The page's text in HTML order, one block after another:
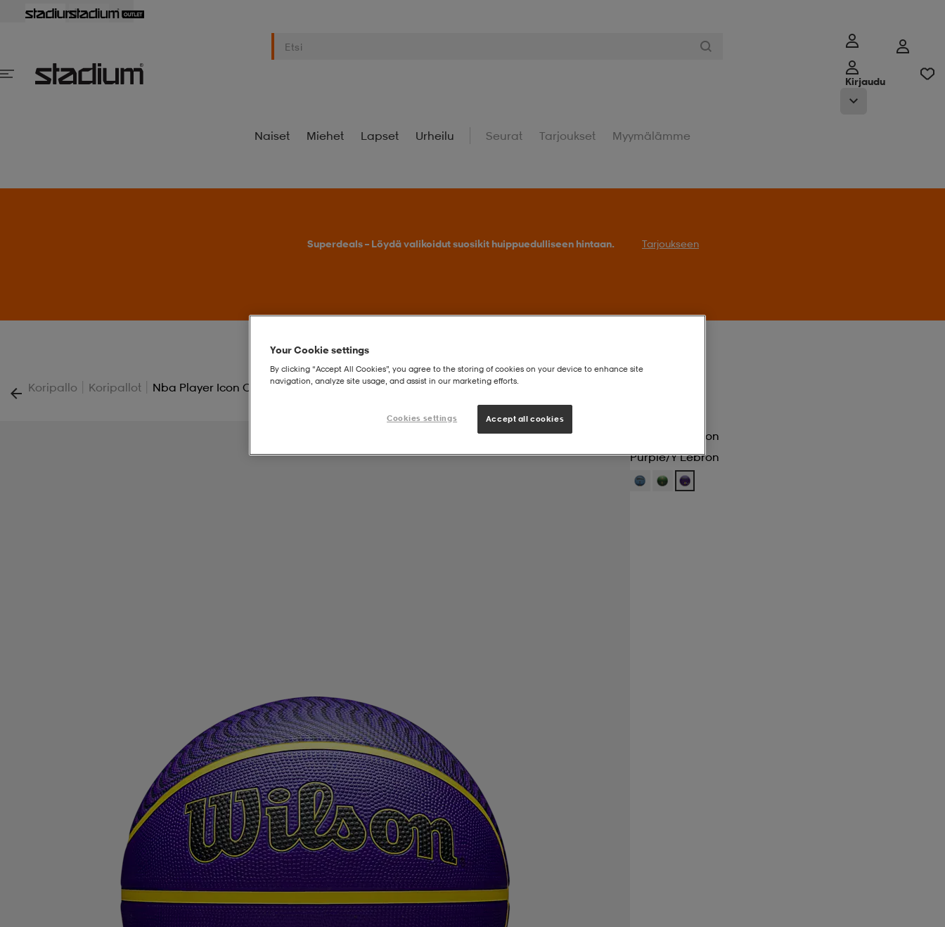
Kirjaudu
Naiset Miehet Lapset Urheilu Seurat Tarjoukset Myymälämme
Superdeals – Löydä valikoidut suosikit huippuedulliseen hintaan. Tarjoukseen
Koripallo | Koripallot | Nba Player Icon Outdoor Bskt
Purple/y Lebron
Purple/y Lebron
Your Cookie settings
By clicking “Accept All Cookies”, you agree to the storing of cookies on your device to enhance site
navigation, analyze site usage, and assist in our marketing efforts.
Cookies settings Accept all cookies